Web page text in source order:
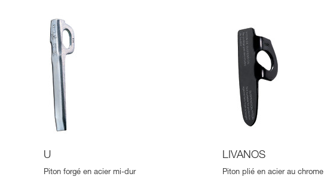
U
Piton forgé en acier mi-dur
LIVANOS
Piton plié en acier au chrome